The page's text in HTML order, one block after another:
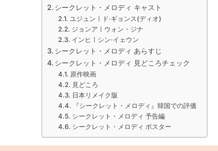
シークレット・メロディ キャスト
ユジュンㅣド·ギョンス(ディオ)
ジョンアㅣウォン・ジナ
インヒㅣシン·イェウン
シークレット・メロディ あらすじ
シークレット・メロディ 見どころチェック
原作映画
見どころ
日本リメイク版
『シークレット・メロディ』韓国での評価
シークレット・メロディ 予告編
シークレット・メロディ ポスター